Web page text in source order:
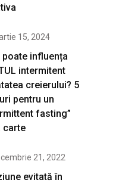
15, 2024
poate influența
intermitent
creierului? 5
pentru un
fasting”
carte
21, 2022
evitată în